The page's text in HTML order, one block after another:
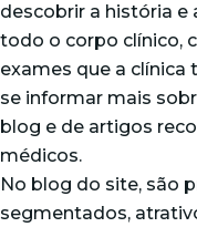
descobrir a história
todo o corpo clínico,
exames que a clínica
se informar mais
blog e de artigos
médicos.
No blog do site, são
segmentados,